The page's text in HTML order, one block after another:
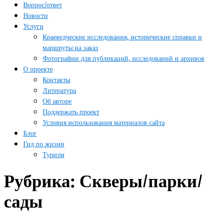
Вопрос/ответ
Новости
Услуги
Краеведческие исследования, исторические справки и
маршруты на заказ
Фотографии для публикаций, исследований и архивов
О проекте
Контакты
Литература
Об авторе
Поддержать проект
Условия использования материалов сайта
Блог
Гид по жизни
Туризм
Рубрика: Скверы/парки/
сады